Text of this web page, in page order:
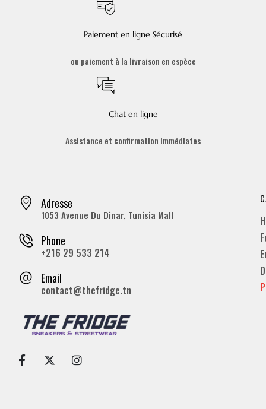
Paiement en ligne Sécurisé
ou paiement à la livraison en espèce
Chat en ligne
Assistance et confirmation immédiates
Adresse
1053 Avenue Du Dinar, Tunisia Mall
Phone
+216 29 533 214
Email
contact@thefridge.tn